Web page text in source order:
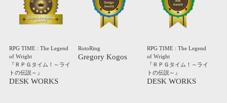
RPG TIME : The Legend
of Wright
『ＲＰＧタイム！～ライ
トの伝説～』
DESK WORKS
RotoRing
Gregory Kogos
RPG TIME : The Legend
of Wright
『ＲＰＧタイム！～ライ
トの伝説～』
DESK WORKS